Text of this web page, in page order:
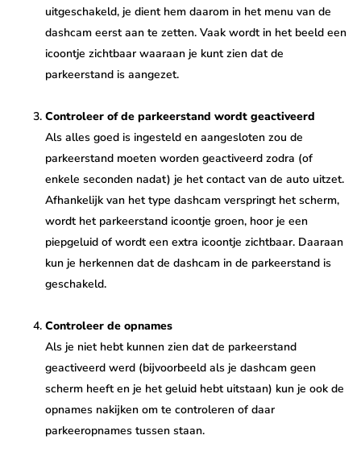
uitgeschakeld, je dient hem daarom in het menu van de
dashcam eerst aan te zetten. Vaak wordt in het beeld een
icoontje zichtbaar waaraan je kunt zien dat de
parkeerstand is aangezet.
Controleer of de parkeerstand wordt geactiveerd
Als alles goed is ingesteld en aangesloten zou de
parkeerstand moeten worden geactiveerd zodra (of
enkele seconden nadat) je het contact van de auto uitzet.
Afhankelijk van het type dashcam verspringt het scherm,
wordt het parkeerstand icoontje groen, hoor je een
piepgeluid of wordt een extra icoontje zichtbaar. Daaraan
kun je herkennen dat de dashcam in de parkeerstand is
geschakeld.
Controleer de opnames
Als je niet hebt kunnen zien dat de parkeerstand
geactiveerd werd (bijvoorbeeld als je dashcam geen
scherm heeft en je het geluid hebt uitstaan) kun je ook de
opnames nakijken om te controleren of daar
parkeeropnames tussen staan.